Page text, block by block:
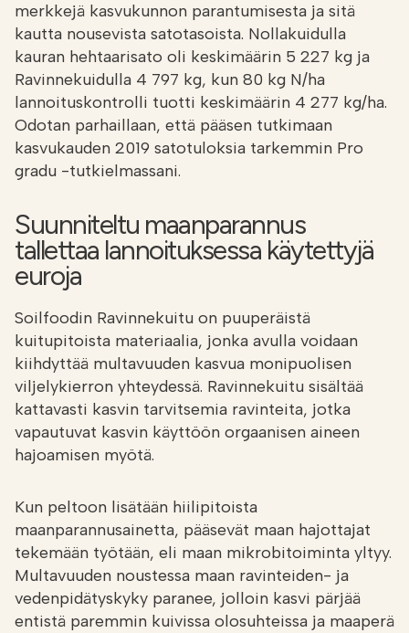
merkkejä kasvukunnon parantumisesta ja sitä
kautta nousevista satotasoista. Nollakuidulla
kauran hehtaarisato oli keskimäärin 5 227 kg ja
Ravinnekuidulla 4 797 kg, kun 80 kg N/ha
lannoituskontrolli tuotti keskimäärin 4 277 kg/ha.
Odotan parhaillaan, että pääsen tutkimaan
kasvukauden 2019 satotuloksia tarkemmin Pro
gradu -tutkielmassani.
Suunniteltu maanparannus
tallettaa lannoituksessa käytettyjä
euroja
Soilfoodin Ravinnekuitu on puuperäistä
kuitupitoista materiaalia, jonka avulla voidaan
kiihdyttää multavuuden kasvua monipuolisen
viljelykierron yhteydessä. Ravinnekuitu sisältää
kattavasti kasvin tarvitsemia ravinteita, jotka
vapautuvat kasvin käyttöön orgaanisen aineen
hajoamisen myötä.
Kun peltoon lisätään hiilipitoista
maanparannusainetta, pääsevät maan hajottajat
tekemään työtään, eli maan mikrobitoiminta yltyy.
Multavuuden noustessa maan ravinteiden- ja
vedenpidätyskyky paranee, jolloin kasvi pärjää
entistä paremmin kuivissa olosuhteissa ja maaperä